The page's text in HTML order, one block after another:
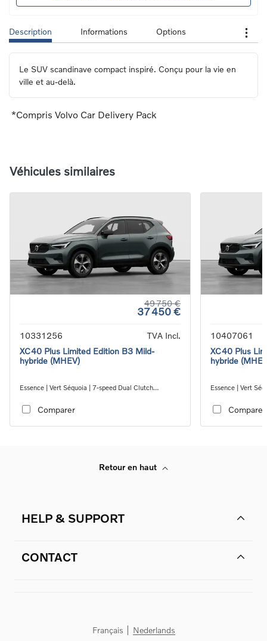
Description Informations Options
Le SUV scandinave compact inspiré. Conçu pour la vie en
ville et au-delà.
*Compris Volvo Car Delivery Pack
Véhicules similaires
49 750 €
37 450 €
10331256
TVA Incl.
XC40 Plus Limited Edition B3 Mild-
hybride (MHEV)
Essence | Vert Séquoia | 7-speed Dual Clutch
Comparer
10407061
XC40 Plus
hybride
Essence | Vert
Comparer
Retour en haut
HELP & SUPPORT
CONTACT
Français Nederlands